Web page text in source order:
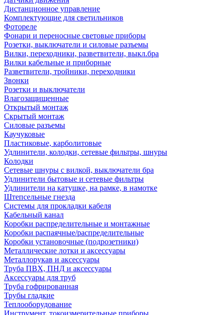
Дистанционное управление
Комплектующие для светильников
Фотореле
Фонари и переносные световые приборы
Розетки, выключатели и силовые разъемы
Вилки, переходники, разветвители, выкл.бра
Вилки кабельные и приборные
Разветвители, тройники, переходники
Звонки
Розетки и выключатели
Влагозащищенные
Открытый монтаж
Скрытый монтаж
Силовые разъемы
Каучуковые
Пластиковые, карболитовые
Удлинители, колодки, сетевые фильтры, шнуры
Колодки
Сетевые шнуры с вилкой, выключатели бра
Удлинители бытовые и сетевые фильтры
Удлинители на катушке, на рамке, в намотке
Штепсельные гнезда
Системы для прокладки кабеля
Кабельный канал
Коробки распределительные и монтажные
Коробки распаячные/распределительные
Коробки установочные (подрозетники)
Металлические лотки и аксессуары
Металлорукав и аксессуары
Труба ПВХ, ПНД и аксессуары
Аксессуары для труб
Труба гофрированная
Трубы гладкие
Теплооборудование
Инструмент, токоизмерительные приборы